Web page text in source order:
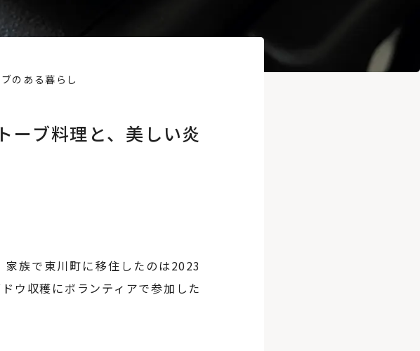
ーブ料理と、美しい炎
のある暮らし
族で東川町に移住したのは2023
ウ収穫にボランティアで参加した